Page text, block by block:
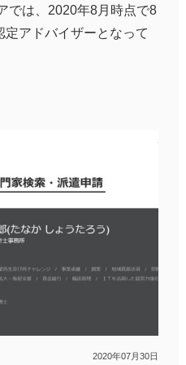
では、2020年8月時点で8
アドバイザーとなって
2020年07月30日